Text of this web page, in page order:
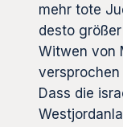
mehr tote
desto
Witwen von
versprochen
Dass die